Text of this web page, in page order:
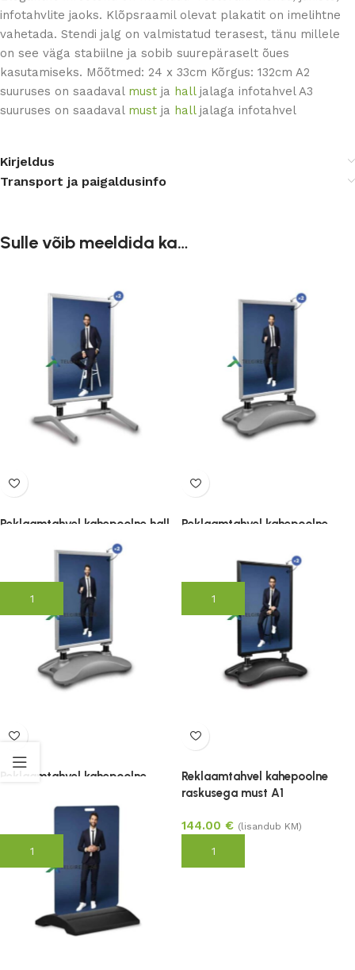
infotahvlite jaoks. Klõpsraamil olevat plakatit on imelihtne
vahetada. Stendi jalg on valmistatud terasest, tänu millele
on see väga stabiilne ja sobib suurepäraselt õues
kasutamiseks. Mõõtmed: 24 x 33cm Kõrgus: 132cm A2
suuruses on saadaval must ja halljalaga infotahvel A3
suuruses on saadaval must ja halljalaga infotahvel
Kirjeldus
Transport ja paigaldusinfo
Sulle võib meeldida ka…
Reklaamtahvel kahepoolne hall
(lisandub KM)
Lisa korvi
Reklaamtahvel kahepoolne
(lisandub KM)
Lisa korvi
Reklaamtahvel kahepoolne
(lisandub KM)
Lisa korvi
Reklaamtahvel kahepoolne
raskusega must A1
144.00 € (lisandub KM)
Lisa korvi